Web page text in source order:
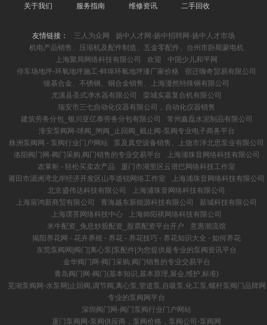
关于我们 服务指南 维修资讯 二手回收
友情链接： 三人为众网
扬中人才网-扬中招聘网-扬中人才市场
机电产品销售、压缩机及配件制造、五金零配件、台州市卧斯蒙电机
上海聚局网络科技有限公司
欢迎
中国少儿和平网
停车场地坪-环氧地坪施工-蚌埠环氧地坪漆厂家价格
宿迁嗨奇贸易有限公司
镍基合金、不锈钢、铜合金销售、上海漫然特殊钢有限公司
尤溪县圣式净水器有限公司
栾城实嘉复合机有限公司
瑞安市三七自动化仪器有限公司，自动化仪器销售
建筑劳务分包_银川亚亿泰劳务分包有限公司
常州鑫磊水泥制品有限公司
淮安泵阀网-球阀_闸阀_止回阀_截止阀-泵阀专业电子商务平台
株洲泵阀网 - 泵阀行业门户网站
泵及真空设备销售、上饶市洋北思泵业有限公司
洛阳阀门网-阀门采购,阀门销售的专业交易平台
上海浦珠音网络科技有限公司
农掌柜 - 轻松买卖农产品
厦门市湖里区云谱巴网络科技工作室
莆田市湄洲湾北岸经济开发区山亭道锐网络工作室
上海浦珠音网络科技有限公司
北京盛伟达科技有限公司
上海浦珠音网络科技有限公司
上海宸鸿新商贸有限公司
青海越东新能源科技有限公司
新城科技有限公司
上海璞菩网络科技中心
上海帅阳祺网络科技有限公司
米牛配资_免息炒股配资_股票配资平台开户
意惠潮流馆
揭阳养花网 - 花卉养殖 - 养花 - 养花技巧 - 养花知识大全 - 如何养花
东莞泵阀网|阀门|离心泵|泵配件|为您提供最专业的泵阀资讯平台
金华阀门网-阀门采购,阀门销售的专业交易平台
青岛阀门网-阀门(基本知识,基本原理,展会,维护,标准)
芜湖泵阀网-水泵网|止回阀,调节阀,离心泵,管道泵,自吸泵,化工泵,螺杆泵阀门品牌网
专业的泵阀网平台
深圳阀门网-阀门泵阀行业门户网站
厦门泵阀网-泵阀供应商，泵阀价格，泵阀公司-泵阀网